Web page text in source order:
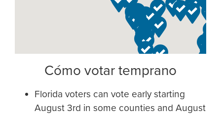
Cómo votar temprano
Florida voters can vote early starting
August 3rd in some counties and August